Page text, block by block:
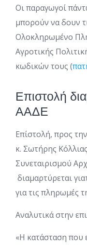
Οι παραγωγοί
μπορούν να δουν
Ολοκληρωμένο
Αγροτικής
κωδικών τους (
Επιστολή
ΑΑΔΕ
Επίστολή, προς
κ. Σωτήρης
Συνεταιρισμού
διαμαρτύρεται
για τις πληρωμές
Αναλυτικά στην
«Η κατάσταση που